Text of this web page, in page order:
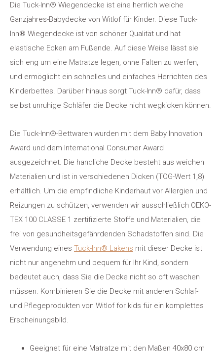
Die Tuck-Inn® Wiegendecke ist eine herrlich weiche
Ganzjahres-Babydecke von Witlof für Kinder. Diese Tuck-
Inn® Wiegendecke ist von schöner Qualität und hat
elastische Ecken am Fußende. Auf diese Weise lässt sie
sich eng um eine Matratze legen, ohne Falten zu werfen,
und ermöglicht ein schnelles und einfaches Herrichten des
Kinderbettes. Darüber hinaus sorgt Tuck-Inn® dafür, dass
selbst unruhige Schläfer die Decke nicht wegkicken können.
Die Tuck-Inn®-Bettwaren wurden mit dem Baby Innovation
Award und dem International Consumer Award
ausgezeichnet. Die handliche Decke besteht aus weichen
Materialien und ist in verschiedenen Dicken (TOG-Wert 1,8)
erhältlich. Um die empfindliche Kinderhaut vor Allergien und
Reizungen zu schützen, verwenden wir ausschließlich OEKO-
TEX 100 CLASSE 1 zertifizierte Stoffe und Materialien, die
frei von gesundheitsgefährdenden Schadstoffen sind. Die
Verwendung eines Tuck-Inn® Lakens mit dieser Decke ist
nicht nur angenehm und bequem für Ihr Kind, sondern
bedeutet auch, dass Sie die Decke nicht so oft waschen
müssen. Kombinieren Sie die Decke mit anderen Schlaf-
und Pflegeprodukten von Witlof for kids für ein komplettes
Erscheinungsbild.
Geeignet für eine Matratze mit den Maßen 40x80 cm